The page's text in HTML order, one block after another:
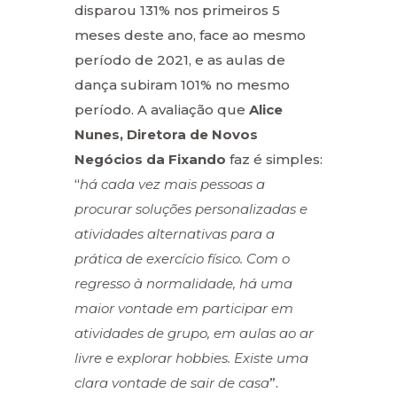
disparou 131% nos primeiros 5
meses deste ano, face ao mesmo
período de 2021, e as aulas de
dança subiram 101% no mesmo
período. A avaliação que Alice
Nunes, Diretora de Novos
Negócios da Fixando faz é simples:
“há cada vez mais pessoas a
procurar soluções personalizadas e
atividades alternativas para a
prática de exercício físico. Com o
regresso à normalidade, há uma
maior vontade em participar em
atividades de grupo, em aulas ao ar
livre e explorar hobbies. Existe uma
clara vontade de sair de casa”.